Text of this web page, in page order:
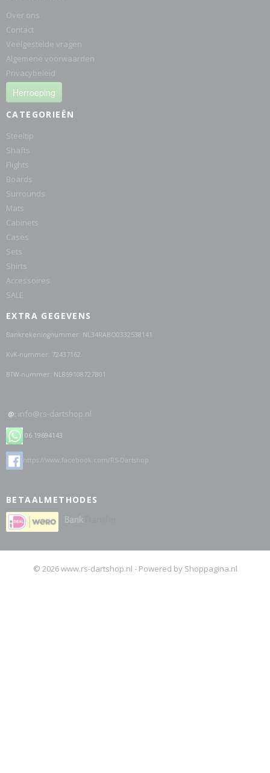
Over ons
Contact
Veelgestelde vragen
Algemene voorwaarden
Privacybeleid
Herroeping
CATEGORIEËN
Steeltip
Shafts
Flights
Boards
Surrounds
Mats
Cabinets
Cases
Sets
Shirts
Accessoires
SALE
EXTRA GEGEVENS
Bankrekeningnummer: NL34RABO0332538141
KvK-nummer: 72437162
BTW-nummer: NL859108727B01
@: info@rs-dartshop.nl
06 19694143
https://www.facebook.com/RS-Dartshop
BETAALMETHODES
© 2026 www.rs-dartshop.nl - Powered by Shoppagina.nl